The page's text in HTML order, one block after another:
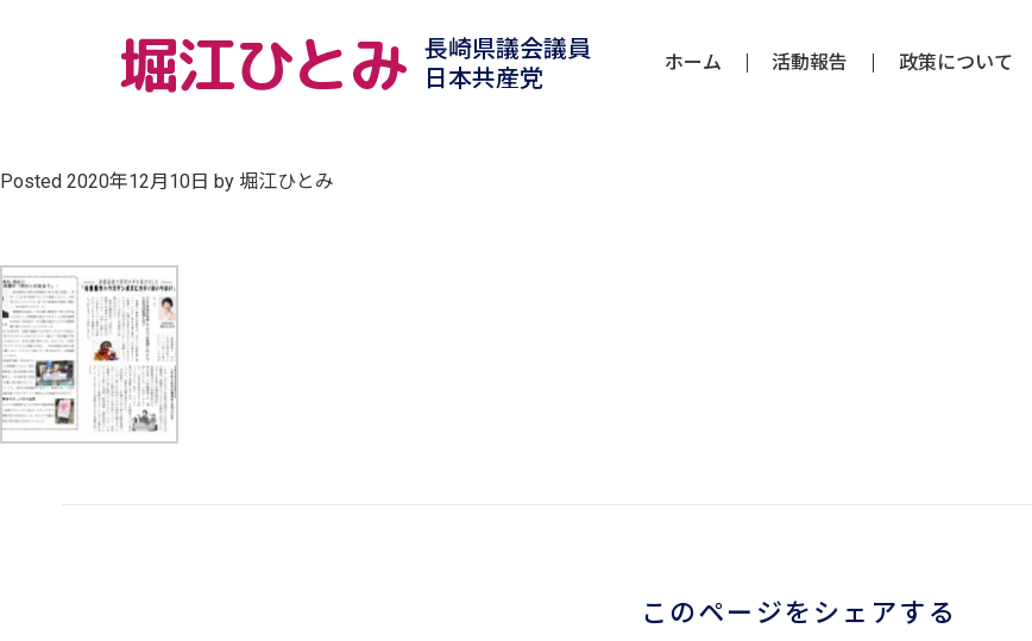
堀江ひとみ
長崎県議会議員
日本共産党
ホーム 活動報告 政策について
Posted 2020年12月10日 by 堀江ひとみ
このページをシェアする